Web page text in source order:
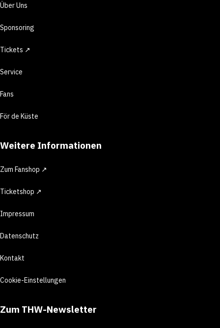
Über Uns
Sponsoring
Tickets ↗
Service
Fans
För de Küste
Weitere Informationen
Zum Fanshop ↗
Ticketshop ↗
Impressum
Datenschutz
Kontakt
Cookie-Einstellungen
Zum THW-Newsletter